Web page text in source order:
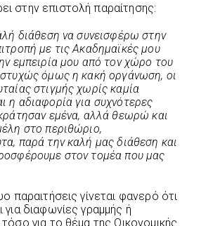
στην επιστολή παραίτησης:
διάθεση να συνεισφέρω στην
με τις Ακαδημαϊκές μου
εμπειρία μου από τον χώρο του
όμως η κακή οργάνωση, οι
στιγμής χωρίς καμία
η αδιαφορία για συχνότερες
εμένα, αλλά θεωρώ και
στο περιθώριο,
παρά την καλή μας διάθεση και
στον τομέα που μας
παραιτήσεις γίνεται φανερό ότι
για διαφωνίες γραμμής ή
για το θέμα της Οικονομικής